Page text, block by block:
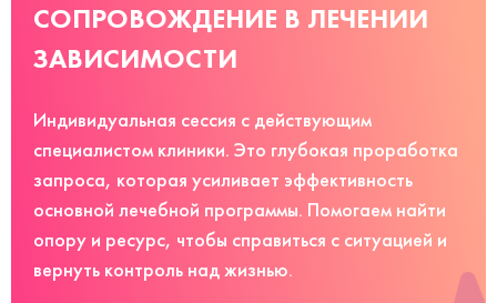
СОПРОВОЖДЕНИЕ В ЛЕЧЕНИИ
ЗАВИСИМОСТИ
Индивидуальная сессия с действующим
специалистом клиники. Это глубокая проработка
запроса, которая усиливает эффективность
основной лечебной программы. Помогаем найти
опору и ресурс, чтобы справиться с ситуацией и
вернуть контроль над жизнью.